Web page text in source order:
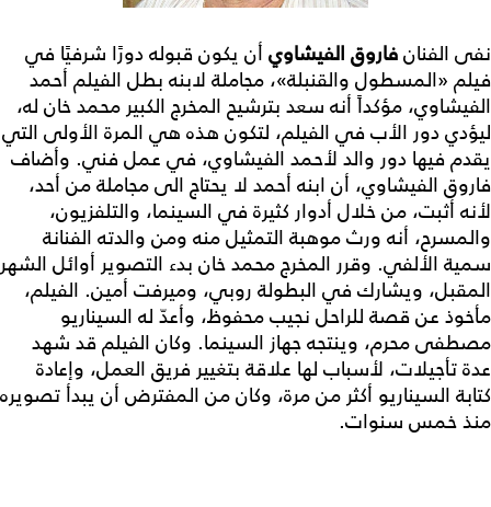
نفى الفنانفاروق الفيشاوي أن يكون قبوله دورًا شرفيًا في
فيلم «المسطول والقنبلة»، مجاملة لابنه بطل الفيلم أحمد
الفيشاوي، مؤكداً أنه سعد بترشيح المخرج الكبير محمد خان له،
ليؤدي دور الأب في الفيلم، لتكون هذه هي المرة الأولى التي
يقدم فيها دور والد لأحمد الفيشاوي، في عمل فني. وأضاف
فاروق الفيشاوي، أن ابنه أحمد لا يحتاج الى مجاملة من أحد،
لأنه أثبت، من خلال أدوار كثيرة في السينما، والتلفزيون،
والمسرح، أنه ورث موهبة التمثيل منه ومن والدته الفنانة
سمية الألفي. وقرر المخرج محمد خان بدء التصوير أوائل الشهر
المقبل، ويشارك في البطولة روبي، وميرفت أمين. الفيلم،
مأخوذ عن قصة للراحل نجيب محفوظ، وأعدّ له السيناريو
مصطفى محرم، وينتجه جهاز السينما. وكان الفيلم قد شهد
عدة تأجيلات، لأسباب لها علاقة بتغيير فريق العمل، وإعادة
كتابة السيناريو أكثر من مرة، وكان من المفترض أن يبدأ تصويره
منذ خمس سنوات.